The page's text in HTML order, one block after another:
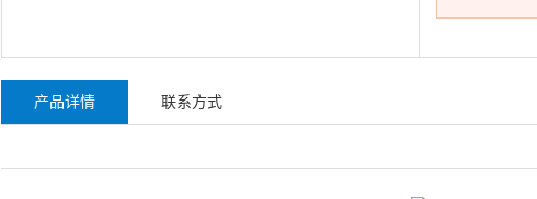
产品详情 联系方式